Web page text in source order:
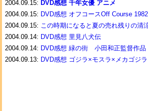
2004.09.15: DVD感想 千年女優 アニメ
2004.09.15: DVD感想 オフコースOff Course
2004.09.15: この時期になると夏の売れ残りの清
2004.09.14: DVD感想 里見八犬伝
2004.09.14: DVD感想 緑の街 小田和正監督作品
2004.09.13: DVD感想 ゴジラ×モスラ×メカゴジ